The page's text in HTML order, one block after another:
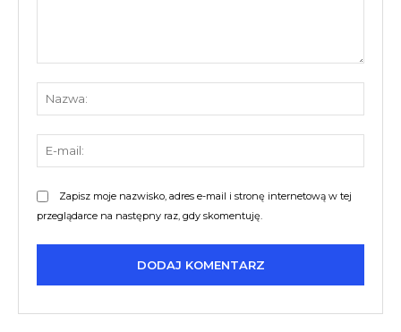
Zapisz moje nazwisko, adres e-mail i stronę internetową w tej
przeglądarce na następny raz, gdy skomentuję.